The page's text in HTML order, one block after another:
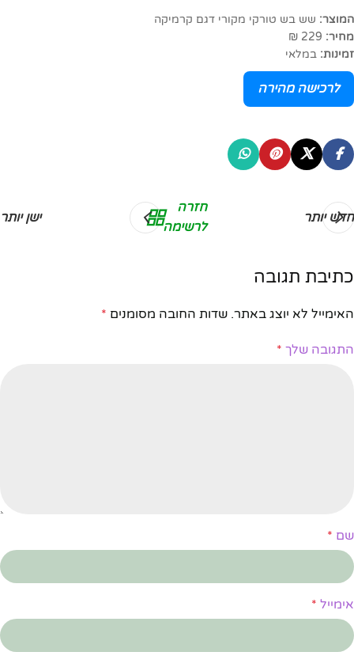
המוצר: שש בש טורקי מקורי דגם קרמיקה
מחיר:
זמינות: במלאי
לרכישה מהירה
חדש יותר
חזרה
לרשימה
ישן יותר
כתיבת תגובה
האימייל לא יוצג באתר. שדות החובה מסומנים *
התגובה שלך *
שם *
אימייל *